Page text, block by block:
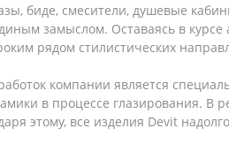
биде, смесители, душевые
замыслом. Оставаясь в
рядом стилистических
компании является
в процессе глазирования. В
этому, все изделия Devit